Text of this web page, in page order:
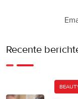
Recente